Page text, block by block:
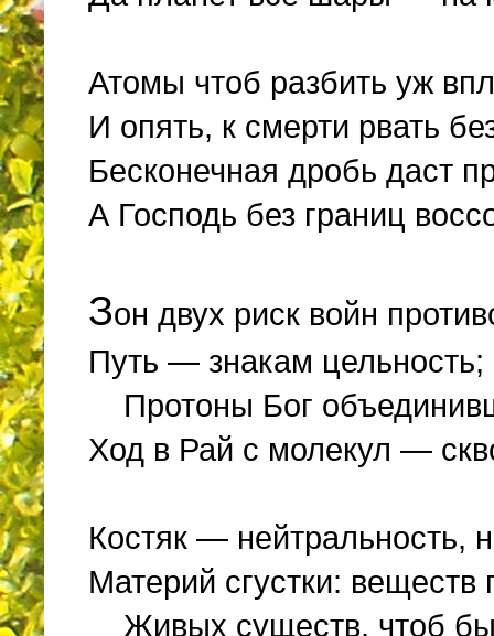
Атомы чтоб разбить уж
И опять, к смерти рвать
Бесконечная дробь даст
А Господь без границ
Зон двух риск войн
Путь — знакам
Протоны Бог
Ход в Рай с молекул —
Костяк — нейтральность,
Материй сгустки:
Живых существ, чтоб